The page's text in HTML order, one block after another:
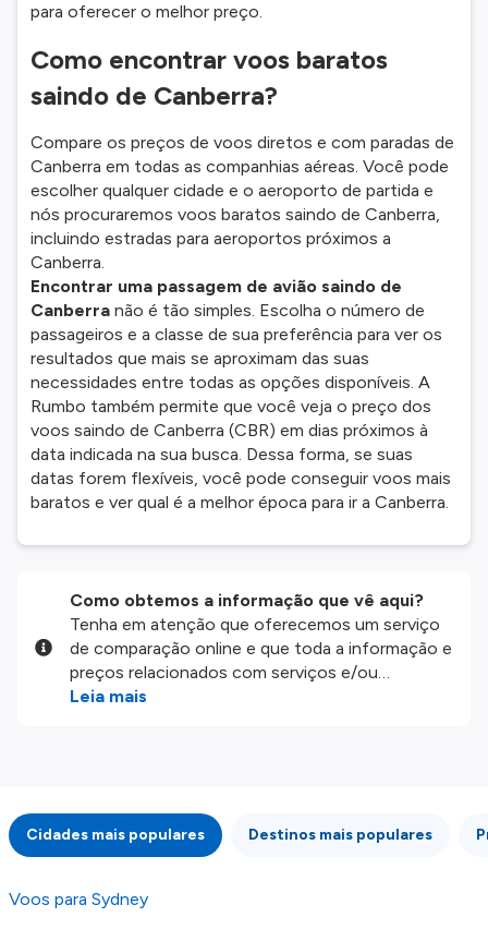
para oferecer o melhor preço.
Como encontrar voos baratos
saindo de Canberra?
Compare os preços de voos diretos e com paradas de
Canberra em todas as companhias aéreas. Você pode
escolher qualquer cidade e o aeroporto de partida e
nós procuraremos voos baratos saindo de Canberra,
incluindo estradas para aeroportos próximos a
Canberra.
Encontrar uma passagem de avião saindo de
Canberra não é tão simples. Escolha o número de
passageiros e a classe de sua preferência para ver os
resultados que mais se aproximam das suas
necessidades entre todas as opções disponíveis. A
Rumbo também permite que você veja o preço dos
voos saindo de Canberra (CBR) em dias próximos à
data indicada na sua busca. Dessa forma, se suas
datas forem flexíveis, você pode conseguir voos mais
baratos e ver qual é a melhor época para ir a Canberra.
Como obtemos a informação que vê aqui?
Tenha em atenção que oferecemos um serviço
de comparação online e que toda a informação e
preços relacionados com serviços e/ou
produtos disponíveis no nosso website são
integridade ou pela precisão da informação
publicada, por isso verifique com atenção todas
as condições no website do parceiro antes de
fazer uma reserva. Para mais detalhes verifique
os nossos
Leia mais
Cidades mais populares Destinos mais populares
Voos para Sydney